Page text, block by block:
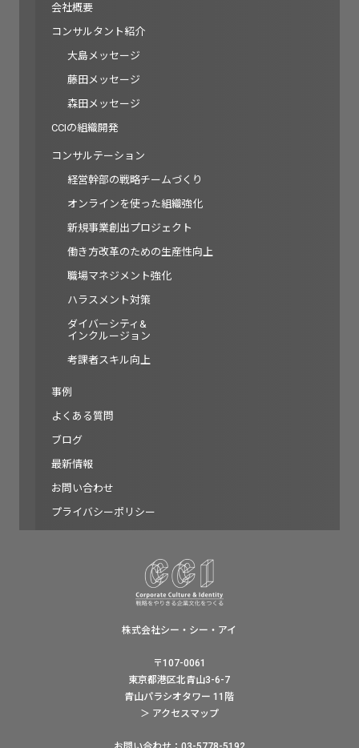
会社概要
コンサルタント紹介
大島メッセージ
藤田メッセージ
森田メッセージ
CCIの組織開発
コンサルテーション
経営幹部の戦略チームづくり
オンラインを使った組織強化
新規事業創出プロジェクト
働き方改革のための生産性向上
職場マネジメント強化
ハラスメント対策
ダイバーシティ&
インクルージョン
考課者スキル向上
事例
よくある質問
ブログ
最新情報
お問い合わせ
プライバシーポリシー
株式会社シー・シー・アイ
〒107-0061
東京都港区北青山3-6-7
青山パラシオタワー 11階
＞ アクセスマップ